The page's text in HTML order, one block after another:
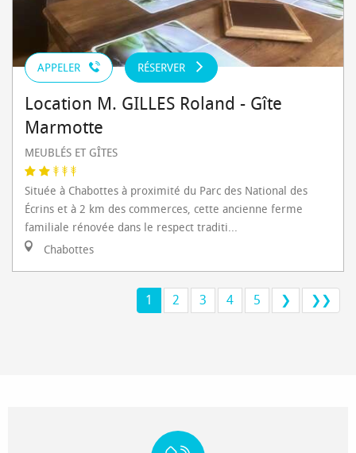
APPELER RÉSERVER
Location M. GILLES Roland - Gîte
Marmotte
MEUBLÉS ET GÎTES
Située à Chabottes à proximité du Parc des National des
Écrins et à 2 km des commerces, cette ancienne ferme
familiale rénovée dans le respect traditi...
Chabottes
1 2 3 4 5 ❯ ❯❯